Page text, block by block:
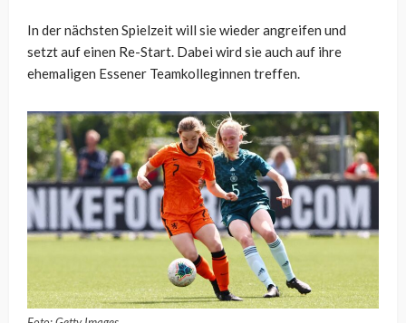
In der nächsten Spielzeit will sie wieder angreifen und
setzt auf einen Re-Start. Dabei wird sie auch auf ihre
ehemaligen Essener Teamkolleginnen treffen.